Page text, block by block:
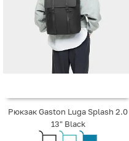
Рюкзак Gaston Luga Splash 2.0
13" Black